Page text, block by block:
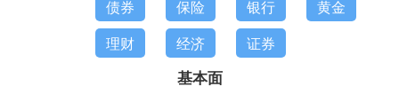
债券
保险 银行
黄金
理财
经济 证券
基本面